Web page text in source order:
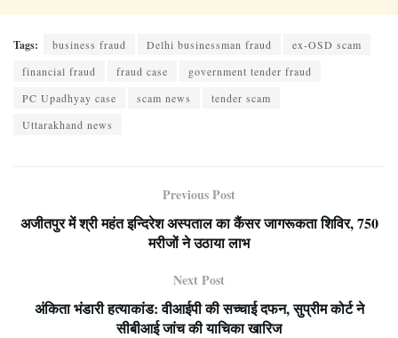
Tags: business fraud Delhi businessman fraud
ex-OSD scam
financial fraud
fraud case
government tender fraud
PC Upadhyay case
scam news
tender scam
Uttarakhand news
Previous Post
अजीतपुर में श्री महंत इन्दिरेश अस्पताल का कैंसर जागरूकता शिविर, 750
मरीजों ने उठाया लाभ
Next Post
अंकिता भंडारी हत्याकांड: वीआईपी की सच्चाई दफन, सुप्रीम कोर्ट ने
सीबीआई जांच की याचिका खारिज